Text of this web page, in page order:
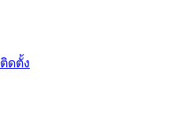
ดตั้ง